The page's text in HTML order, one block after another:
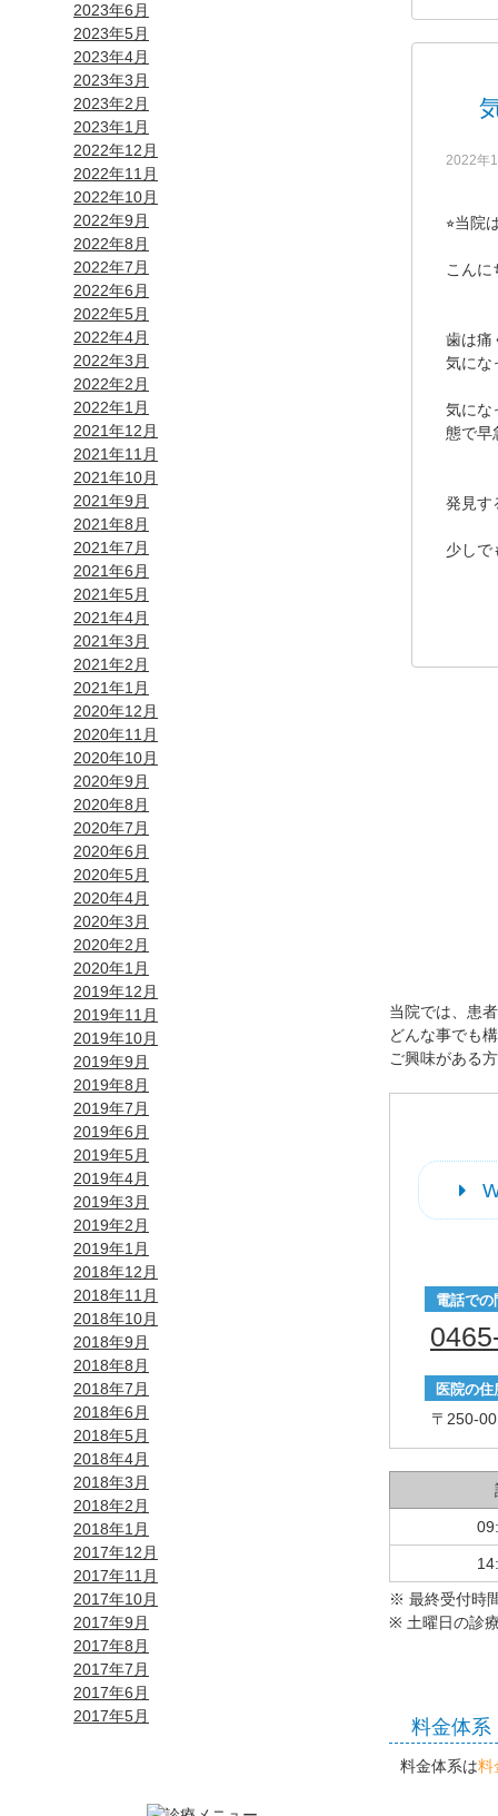
2023年6月
2023年5月
2023年4月
2023年3月
2023年2月
2023年1月
2022年12月
2022年11月
2022年10月
2022年9月
2022年8月
2022年7月
2022年6月
2022年5月
2022年4月
2022年3月
2022年2月
2022年1月
2021年12月
2021年11月
2021年10月
2021年9月
2021年8月
2021年7月
2021年6月
2021年5月
2021年4月
2021年3月
2021年2月
2021年1月
2020年12月
2020年11月
2020年10月
2020年9月
2020年8月
2020年7月
2020年6月
2020年5月
2020年4月
2020年3月
2020年2月
2020年1月
2019年12月
2019年11月
2019年10月
2019年9月
2019年8月
2019年7月
2019年6月
2019年5月
2019年4月
2019年3月
2019年2月
2019年1月
2018年12月
2018年11月
2018年10月
2018年9月
2018年8月
2018年7月
2018年6月
2018年5月
2018年4月
2018年3月
2018年2月
2018年1月
2017年12月
2017年11月
2017年10月
2017年9月
2017年8月
2017年7月
2017年6月
2017年5月
2022年
⭐︎当院
こん
歯は痛
気にな
気にな
態で早
発見す
少しで
当院では、患
どんな事でも
ご興味がある
電話での
医院の住
〒250-
※ 最終受付時
※ 土曜日の診
料金体系
料金体系は料